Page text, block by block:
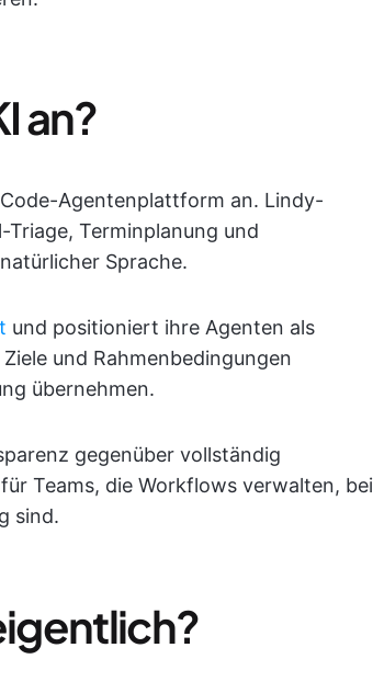
an?
Agentenplattform an. Lindy-
Terminplanung und
Sprache.
und positioniert ihre Agenten als
und Rahmenbedingungen
übernehmen.
gegenüber vollständig
Teams, die Workflows verwalten, bei
sind.